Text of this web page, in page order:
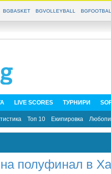
BGBASKET BGVOLLEYBALL
LIVE SCORES ТУРНИРИ
Топ 10 Екипировка
полуфинал в